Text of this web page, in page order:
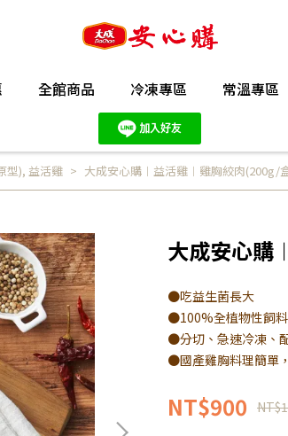
全館商品 冷凍專區 常溫專區
型), 益活雞 大成安心購︱益活雞︱雞胸絞肉(200g/
大成安心購
●吃益生菌長大
●100%全植物性飼料
●分切、急速冷凍、
●國產雞胸料理簡單
NT$900